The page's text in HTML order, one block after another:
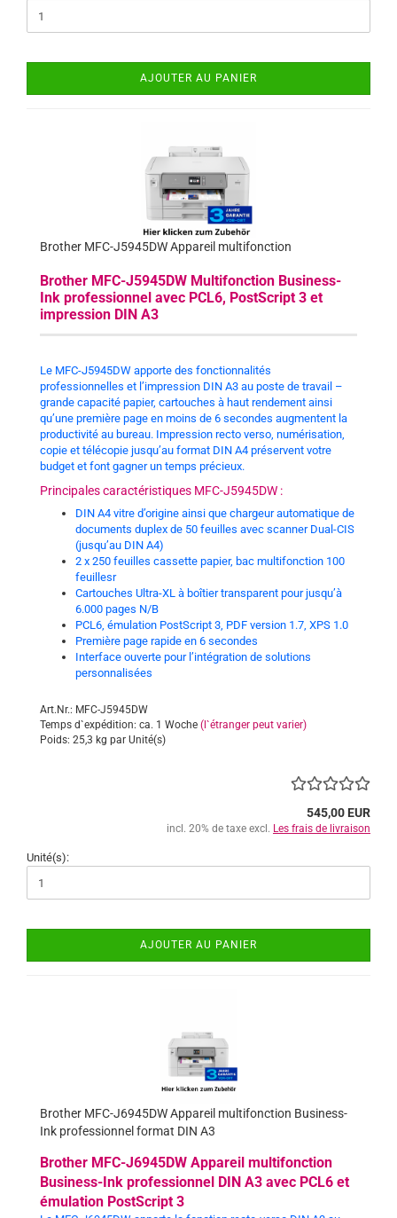
AJOUTER AU PANIER
Brother MFC-J5945DW Appareil multifonction
Brother MFC-J5945DW Multifonction Business-
Ink professionnel avec PCL6, PostScript 3 et
impression DIN A3
Le MFC-J5945DW apporte des fonctionnalités
professionnelles et l’impression DIN A3 au poste de travail –
grande capacité papier, cartouches à haut rendement ainsi
qu’une première page en moins de 6 secondes augmentent la
productivité au bureau. Impression recto verso, numérisation,
copie et télécopie jusqu’au format DIN A4 préservent votre
budget et font gagner un temps précieux.
Principales caractéristiques MFC-J5945DW :
DIN A4 vitre d’origine ainsi que chargeur automatique de
documents duplex de 50 feuilles avec scanner Dual-CIS
(jusqu’au DIN A4)
2 x 250 feuilles cassette papier, bac multifonction 100
feuillesr
Cartouches Ultra-XL à boîtier transparent pour jusqu’à
6.000 pages N/B
PCL6, émulation PostScript 3, PDF version 1.7, XPS 1.0
Première page rapide en 6 secondes
Interface ouverte pour l’intégration de solutions
personnalisées
Art.Nr.: MFC-J5945DW
Temps d`expédition: ca. 1 Woche (l`étranger peut varier)
Poids: 25,3 kg par Unité(s)
545,00 EUR
incl. 20% de taxe excl. Les frais de livraison
Unité(s):
AJOUTER AU PANIER
Brother MFC-J6945DW Appareil multifonction Business-
Ink professionnel format DIN A3
Brother MFC-J6945DW Appareil multifonction
Business-Ink professionnel DIN A3 avec PCL6 et
émulation PostScript 3